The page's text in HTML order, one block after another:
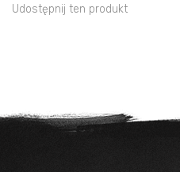
Udostępnij ten produkt